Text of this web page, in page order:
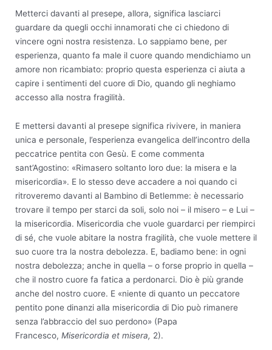
Metterci davanti al presepe, allora, significa lasciarci
guardare da quegli occhi innamorati che ci chiedono di
vincere ogni nostra resistenza. Lo sappiamo bene, per
esperienza, quanto fa male il cuore quando mendichiamo un
amore non ricambiato: proprio questa esperienza ci aiuta a
capire i sentimenti del cuore di Dio, quando gli neghiamo
accesso alla nostra fragilità.
E mettersi davanti al presepe significa rivivere, in maniera
unica e personale, l’esperienza evangelica dell’incontro della
peccatrice pentita con Gesù. E come commenta
sant’Agostino: «Rimasero soltanto loro due: la misera e la
misericordia». E lo stesso deve accadere a noi quando ci
ritroveremo davanti al Bambino di Betlemme: è necessario
trovare il tempo per starci da soli, solo noi – il misero – e Lui –
la misericordia. Misericordia che vuole guardarci per riempirci
di sé, che vuole abitare la nostra fragilità, che vuole mettere il
suo cuore tra la nostra debolezza. E, badiamo bene: in ogni
nostra debolezza; anche in quella – o forse proprio in quella –
che il nostro cuore fa fatica a perdonarci. Dio è più grande
anche del nostro cuore. E «niente di quanto un peccatore
pentito pone dinanzi alla misericordia di Dio può rimanere
senza l’abbraccio del suo perdono» (Papa
Francesco, Misericordia et misera, 2).